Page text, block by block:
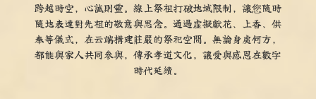
跨越時空，心誠則靈。線上祭祖打破地域限制，讓您隨時
隨地表達對先祖的敬意與思念。通過虛擬獻花、上香、供
奉等儀式，在云端構建莊嚴的祭祀空間。無論身處何方，
都能與家人共同參與，傳承孝道文化，讓愛與感恩在數字
時代延續。